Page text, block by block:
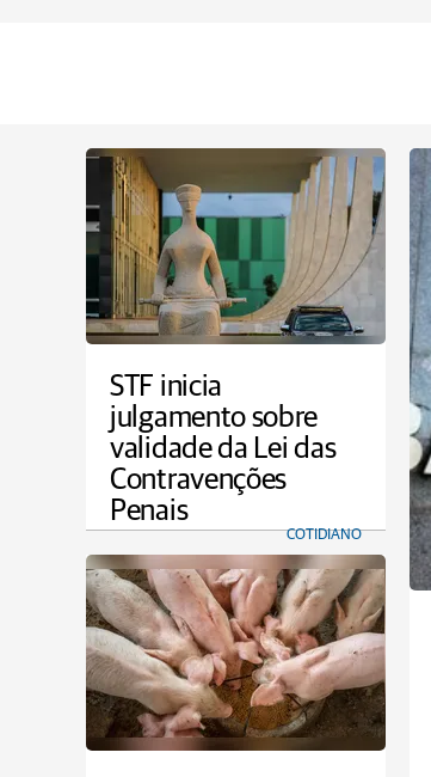
STF inicia
julgamento sobre
validade da Lei das
Contravenções
Penais
COTIDIANO